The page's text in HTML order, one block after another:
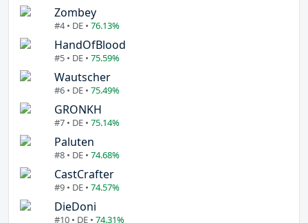
Zombey
#4 • DE • 76.13%
HandOfBlood
#5 • DE • 75.59%
Wautscher
#6 • DE • 75.49%
GRONKH
#7 • DE • 75.14%
Paluten
#8 • DE • 74.68%
CastCrafter
#9 • DE • 74.57%
DieDoni
#10 • DE • 74.31%